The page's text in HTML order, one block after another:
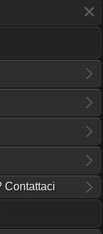
Contattaci